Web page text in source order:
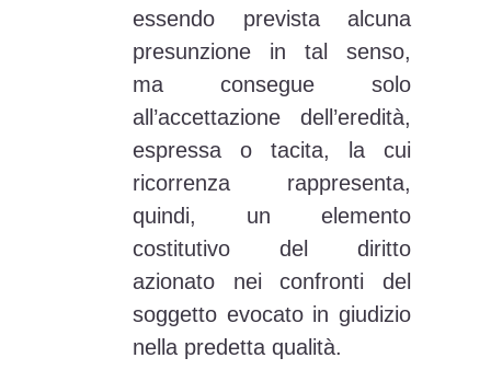
essendo prevista alcuna
presunzione in tal senso,
ma consegue solo
all’accettazione dell’eredità,
espressa o tacita, la cui
ricorrenza rappresenta,
quindi, un elemento
costitutivo del diritto
azionato nei confronti del
soggetto evocato in giudizio
nella predetta qualità.